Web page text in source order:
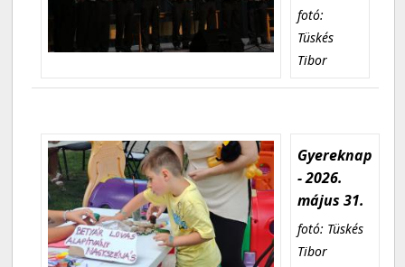
fotó:
Tüskés
Tibor
Gyereknap
- 2026.
május 31.
fotó: Tüskés
Tibor